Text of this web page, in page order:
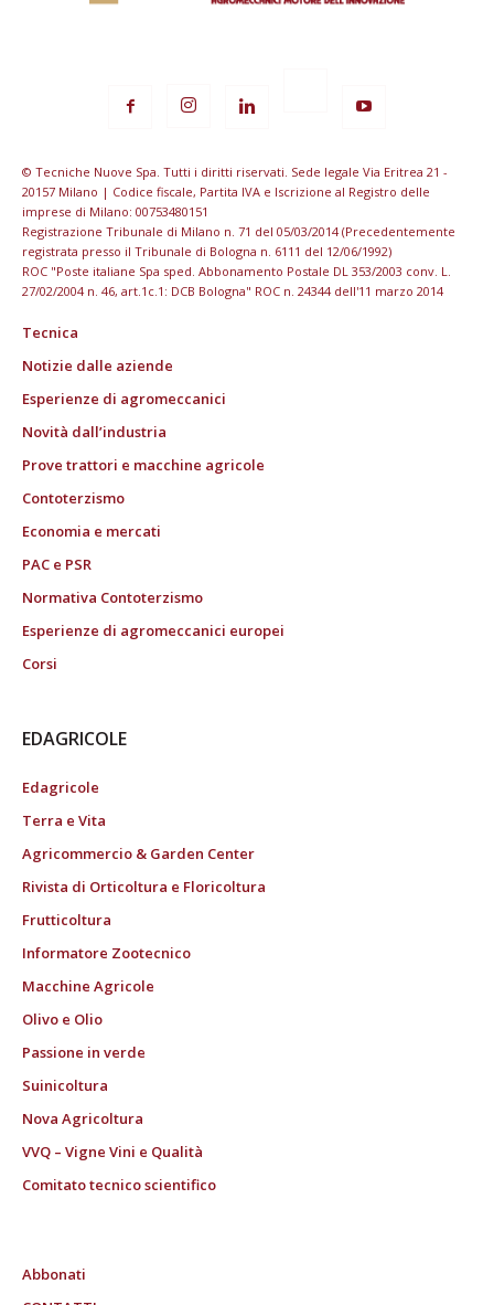
© Tecniche Nuove Spa. Tutti i diritti riservati. Sede legale Via Eritrea 21 -
20157 Milano | Codice fiscale, Partita IVA e Iscrizione al Registro delle
imprese di Milano: 00753480151
Registrazione Tribunale di Milano n. 71 del 05/03/2014 (Precedentemente
registrata presso il Tribunale di Bologna n. 6111 del 12/06/1992)
ROC "Poste italiane Spa sped. Abbonamento Postale DL 353/2003 conv. L.
27/02/2004 n. 46, art.1c.1: DCB Bologna" ROC n. 24344 dell'11 marzo 2014
Tecnica
Notizie dalle aziende
Esperienze di agromeccanici
Novità dall’industria
Prove trattori e macchine agricole
Contoterzismo
Economia e mercati
PAC e PSR
Normativa Contoterzismo
Esperienze di agromeccanici europei
Corsi
EDAGRICOLE
Edagricole
Terra e Vita
Agricommercio & Garden Center
Rivista di Orticoltura e Floricoltura
Frutticoltura
Informatore Zootecnico
Macchine Agricole
Olivo e Olio
Passione in verde
Suinicoltura
Nova Agricoltura
VVQ – Vigne Vini e Qualità
Comitato tecnico scientifico
Abbonati